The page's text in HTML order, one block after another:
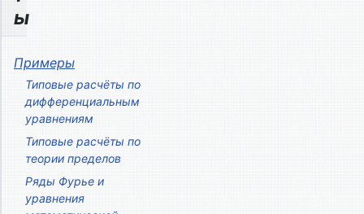
ы
Примеры
Типовые расчёты по
дифференциальным
уравнениям
Типовые расчёты по
теории пределов
Ряды Фурье и
уравнения